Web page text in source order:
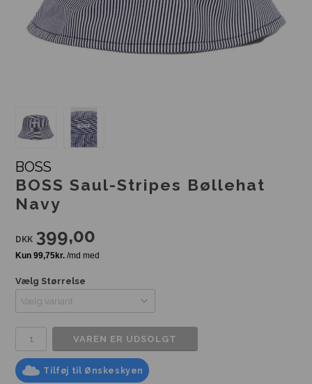
BOSS
BOSS Saul-Stripes Bøllehat
Navy
DKK 399,00
Vælg Størrelse
Tilføj til Ønskeskyen